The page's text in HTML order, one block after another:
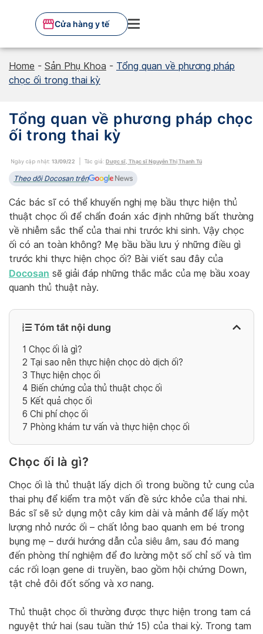
Cửa hàng y tế
Home - Sản Phụ Khoa - Tổng quan về phương pháp
chọc ối trong thai kỳ
Tổng quan về phương pháp chọc
ối trong thai kỳ
Ngày cập nhật: 13/09/22 Tác giả: Dược sĩ, Thạc sĩ Nguyễn Thị Thanh Tú
Theo dõi Docosan trên
Các bác sĩ có thể khuyến nghị mẹ bầu thực hiện thủ
thuật chọc ối để chẩn đoán xác định những bất thường
về nhiễm sắc thể của thai nhi trước khi sinh. Vậy chọc
ối có an toàn không? Mẹ bầu bầu lưu ý những điều gì
trước khi thực hiện chọc ối? Bài viết sau đây của
Docosan sẽ giải đáp những thắc mắc của mẹ bầu xoay
quanh thủ thuật này.
Tóm tắt nội dung
1 Chọc ối là gì?
2 Tại sao nên thực hiện chọc dò dịch ối?
3 Thực hiện chọc ối
4 Biến chứng của thủ thuật chọc ối
5 Kết quả chọc ối
6 Chi phí chọc ối
7 Phòng khám tư vấn và thực hiện chọc ối
Chọc ối là gì?
Chọc ối là thủ thuật lấy dịch ối trong buồng tử cung của
thai phụ để kiểm tra một vấn đề sức khỏe của thai nhi.
Bác sĩ sẽ sử dụng một cây kim dài và mảnh để lấy một
lượng nhỏ nước ối – chất lỏng bao quanh em bé trong
bụng mẹ – dưới hướng dẫn của siêu âm, sau đó mang
đến phòng thí nghiệm để đo lường một số chỉ số và tìm
các rối loạn gene di truyền, bao gồm hội chứng Down,
tật chẻ đôi đốt sống và xơ nang.
Thủ thuật chọc ối thường được thực hiện trong tam cá
nguyệt thứ hai (sau tuần thứ 15) của thai kỳ. Trong tam